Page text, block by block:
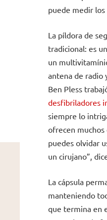
puede medir
La píldora de
tradicional: es
un
antena de radio
Ben Pless
desfibriladores
siempre lo
ofrecen muchos
puedes olvidar
un cirujano”,
La cápsula
manteniendo
que termina en